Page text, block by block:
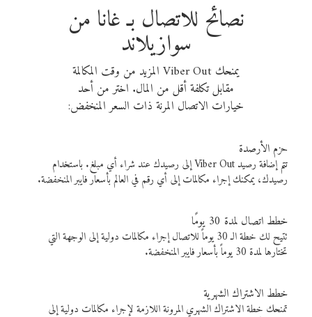
نصائح للاتصال بـ غانا من
سوازيلاند
يمنحك Viber Out المزيد من وقت المكالمة
مقابل تكلفة أقل من المال. اختر من أحد
خيارات الاتصال المرنة ذات السعر المنخفض:
حزم الأرصدة
تتم إضافة رصيد Viber Out إلى رصيدك عند شراء أي مبلغ. باستخدام
رصيدك، يمكنك إجراء مكالمات إلى أي رقم في العالم بأسعار فايبر المنخفضة.
خطط اتصال لمدة 30 يومًا
تتيح لك خطة الـ 30 يوماً للاتصال إجراء مكالمات دولية إلى الوجهة التي
تختارها لمدة 30 يوماً بأسعار فايبر المنخفضة.
خطط الاشتراك الشهرية
تمنحك خطة الاشتراك الشهري المرونة اللازمة لإجراء مكالمات دولية إلى